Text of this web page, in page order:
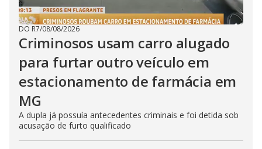
DO R7/08/08/2026
Criminosos usam carro alugado
para furtar outro veículo em
estacionamento de farmácia em
MG
A dupla já possuía antecedentes criminais e foi detida sob
acusação de furto qualificado